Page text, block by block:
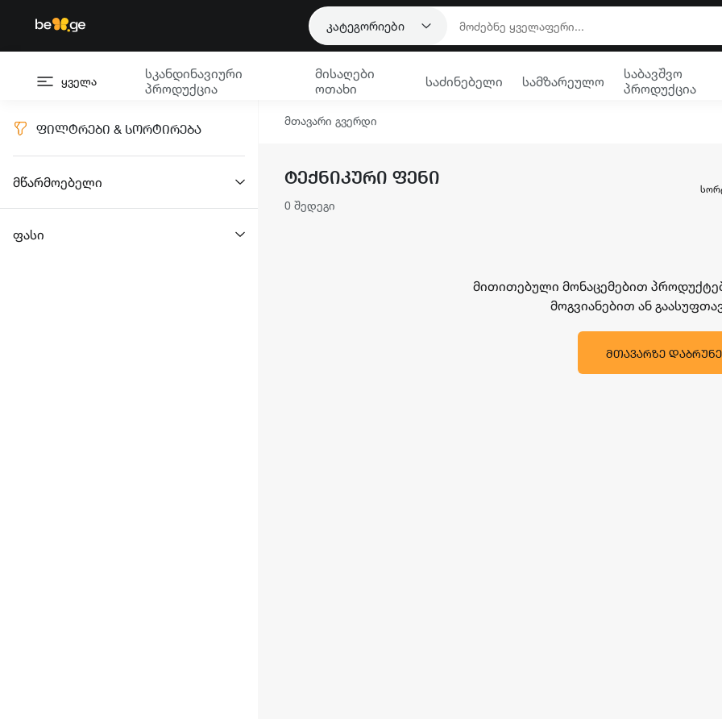
კატეგორიები
ყველა
სკანდინავიური
პროდუქცია
მისაღები
ოთახი
საძინებელი სამზარეულო
საბავშვო
პროდუქცია
ᲤᲘᲚᲢᲠᲔᲑᲘ & ᲡᲝᲠᲢᲘᲠᲔᲑᲐ
მწარმოებელი
ფასი
მთავარი გვერდი
ᲢᲔᲥᲜᲘᲙᲣᲠᲘ ᲤᲔᲜᲘ
0 შედეგი
მითითებული მონაცემებით
მოგვიანებით ან
ᲛᲗᲐᲕᲐᲠᲖᲔ